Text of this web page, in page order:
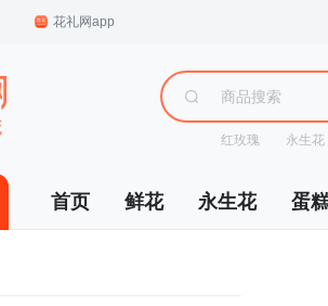
花礼网app
红玫瑰 永生花
首页 鲜花 永生花 蛋